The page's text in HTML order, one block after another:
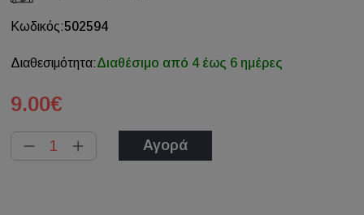
Κωδικός:502594
Διαθεσιμότητα:Διαθέσιμο από 4 έως 6 ημέρες
9.00€
Αγορά